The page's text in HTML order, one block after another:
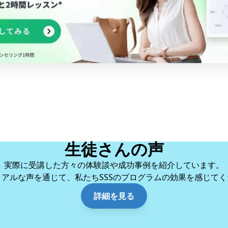
生徒さんの声
実際に受講した方々の体験談や成功事例を紹介しています。
ルな声を通じて、私たちSSSのプログラムの効果を感じて
詳細を見る